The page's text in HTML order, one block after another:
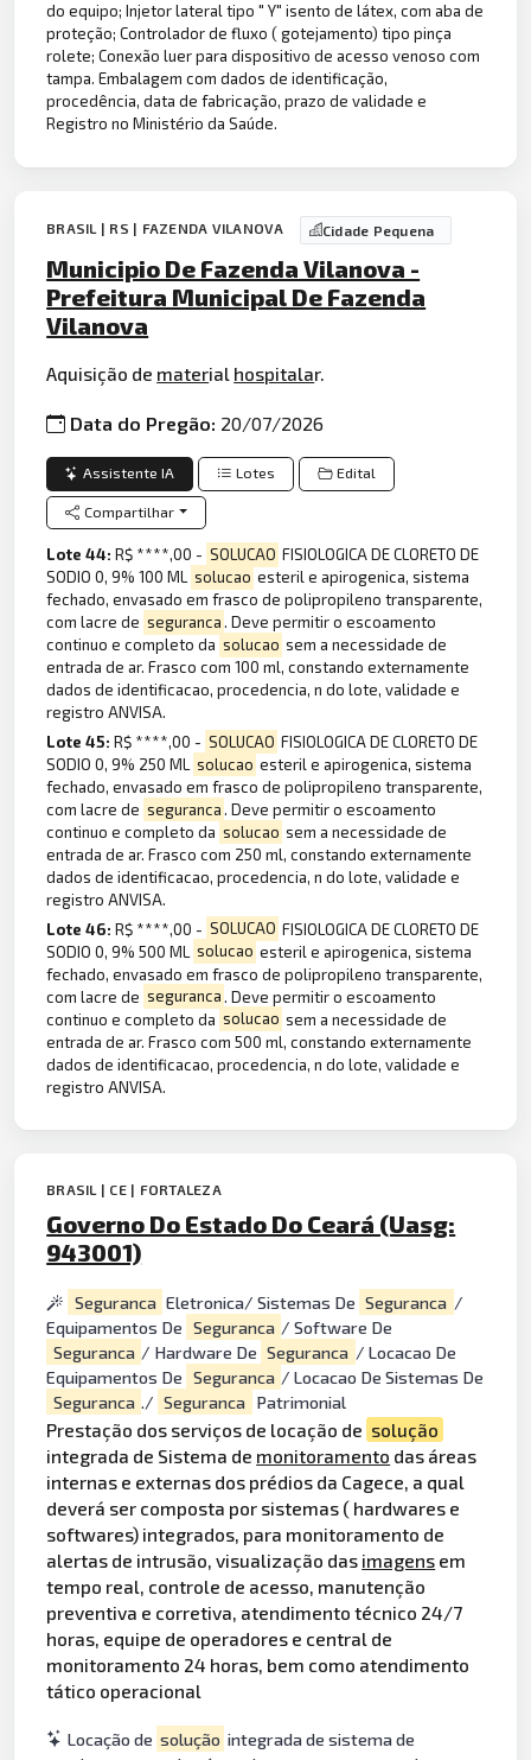
do equipo; Injetor lateral tipo " Y" isento de látex, com aba de
proteção; Controlador de fluxo ( gotejamento) tipo pinça
rolete; Conexão luer para dispositivo de acesso venoso com
tampa. Embalagem com dados de identificação,
procedência, data de fabricação, prazo de validade e
Registro no Ministério da Saúde.
BRASIL | RS | FAZENDA VILANOVA Cidade Pequena
Municipio De Fazenda Vilanova -
Prefeitura Municipal De Fazenda
Vilanova
Aquisição de material hospitalar.
Data do Pregão: 20/07/2026
Assistente IA Lotes Edital
Compartilhar
Lote 44:R$ ****,00 - SOLUCAO FISIOLOGICA DE CLORETO DE
SODIO 0, 9% 100 ML solucao esteril e apirogenica, sistema
fechado, envasado em frasco de polipropileno transparente,
com lacre de seguranca. Deve permitir o escoamento
continuo e completo da solucao sem a necessidade de
entrada de ar. Frasco com 100 ml, constando externamente
dados de identificacao, procedencia, n do lote, validade e
registro ANVISA.
Lote 45:R$ ****,00 - SOLUCAO FISIOLOGICA DE CLORETO DE
SODIO 0, 9% 250 ML solucao esteril e apirogenica, sistema
fechado, envasado em frasco de polipropileno transparente,
com lacre de seguranca. Deve permitir o escoamento
continuo e completo da solucao sem a necessidade de
entrada de ar. Frasco com 250 ml, constando externamente
dados de identificacao, procedencia, n do lote, validade e
registro ANVISA.
Lote 46:R$ ****,00 - SOLUCAO FISIOLOGICA DE CLORETO DE
SODIO 0, 9% 500 ML solucao esteril e apirogenica, sistema
fechado, envasado em frasco de polipropileno transparente,
com lacre de seguranca. Deve permitir o escoamento
continuo e completo da solucao sem a necessidade de
entrada de ar. Frasco com 500 ml, constando externamente
dados de identificacao, procedencia, n do lote, validade e
registro ANVISA.
BRASIL | CE | FORTALEZA
Governo Do Estado Do Ceará (Uasg:
943001)
Seguranca Eletronica/ Sistemas De Seguranca /
Equipamentos De Seguranca / Software De
Seguranca / Hardware De Seguranca / Locacao De
Equipamentos De Seguranca / Locacao De Sistemas De
Seguranca ./ Seguranca Patrimonial
Prestação dos serviços de locação de solução
integrada de Sistema de monitoramento das áreas
internas e externas dos prédios da Cagece, a qual
deverá ser composta por sistemas ( hardwares e
softwares) integrados, para monitoramento de
alertas de intrusão, visualização das imagens em
tempo real, controle de acesso, manutenção
preventiva e corretiva, atendimento técnico 24/7
horas, equipe de operadores e central de
monitoramento 24 horas, bem como atendimento
tático operacional
Locação de solução integrada de sistema de